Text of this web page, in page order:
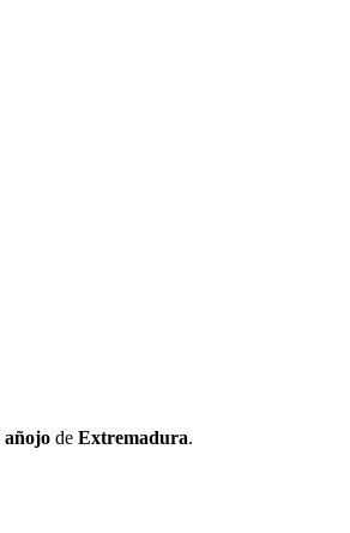
añojo de Extremadura.